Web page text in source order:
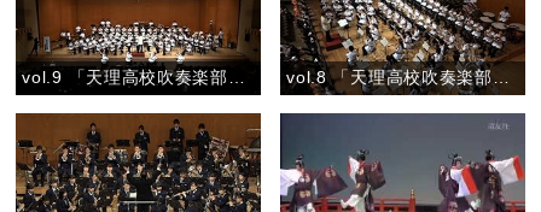
vol.9 「天理高校吹奏楽部」『テレビCMオンパレード Vol.2』 vol.8 「天理高校吹奏楽部」『お楽しみステージ ―野球応援－』